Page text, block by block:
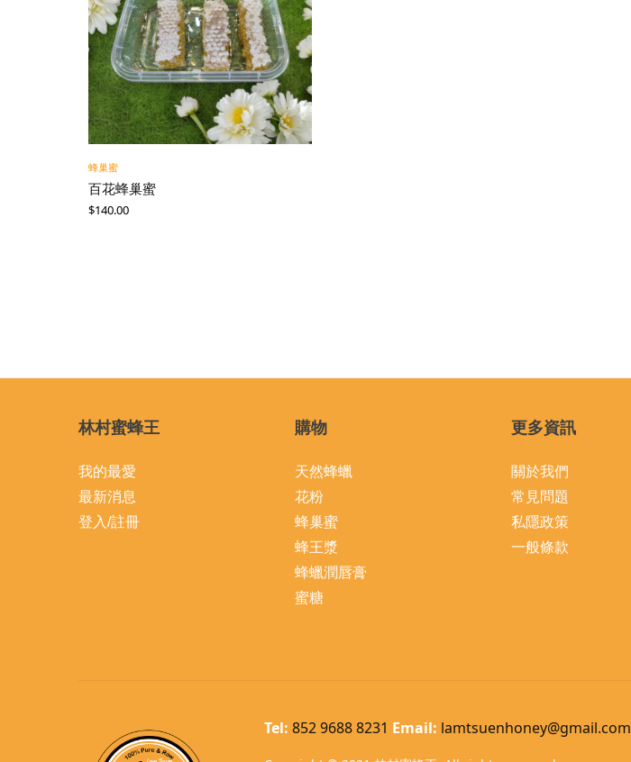
蜂巢蜜
百花蜂巢蜜
$140.00
林村蜜蜂王
我的最愛
最新消息
登入/註冊
購物
天然蜂蠟
花粉
蜂巢蜜
蜂王漿
蜂蠟潤唇膏
蜜糖
更多資訊
關於我們
常見問題
私隱政策
一般條款
Tel:852 9688 8231 Email: lamtsuenhoney@gmail.com